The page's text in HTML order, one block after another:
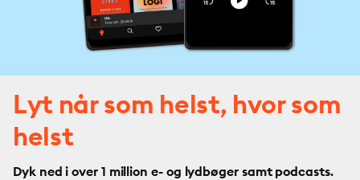
Lyt når som helst, hvor som
helst
Dyk ned i over 1 million e- og lydbøger samt podcasts.